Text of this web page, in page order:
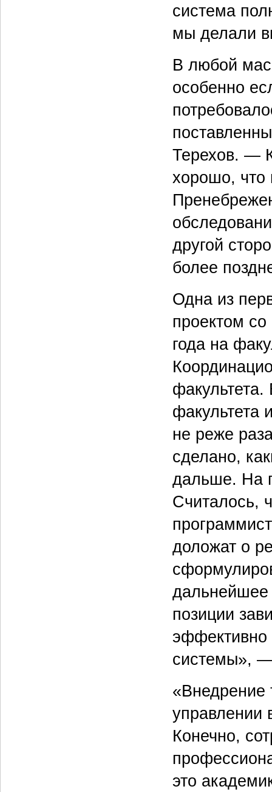
система
мы делали
В любой
особенно
Терехов. —
хорошо, что
другой
более
Одна из
проектом со
года на
факультета
не реже
сделано,
дальше. На
Считалось,
доложат о
дальнейшее
позиции
эффективно
системы», —
«Внедрение
управлении
Конечно,
это